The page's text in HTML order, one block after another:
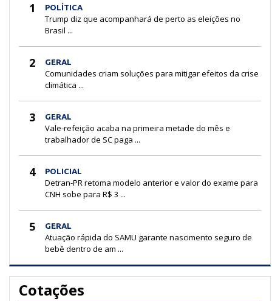
1 POLÍTICA
Trump diz que acompanhará de perto as eleições no
Brasil ...
2 GERAL
Comunidades criam soluções para mitigar efeitos da crise
climática ...
3 GERAL
Vale-refeição acaba na primeira metade do mês e
trabalhador de SC paga ...
4 POLICIAL
Detran-PR retoma modelo anterior e valor do exame para
CNH sobe para R$ 3 ...
5 GERAL
Atuação rápida do SAMU garante nascimento seguro de
bebê dentro de am ...
Cotações